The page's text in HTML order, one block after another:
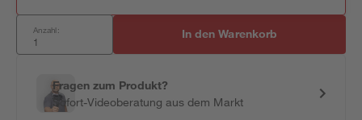
Anzahl: In den Warenkorb
Fragen zum Produkt?
Sofort-Videoberatung aus dem Markt